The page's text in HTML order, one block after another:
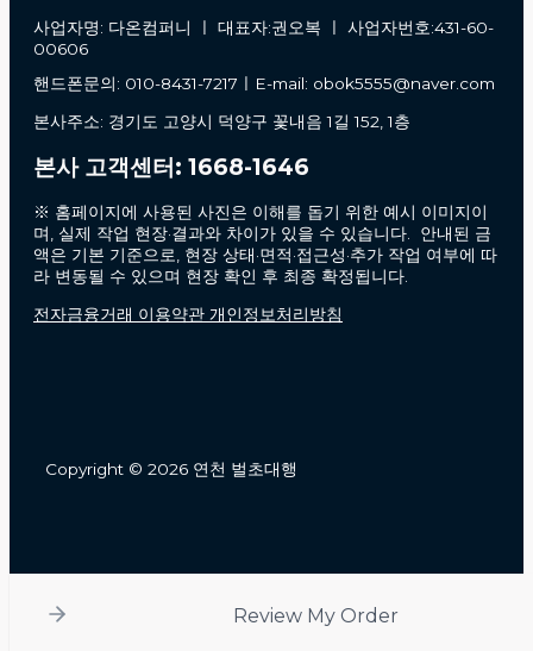
사업자명: 다온컴퍼니 ㅣ 대표자:권오복 ㅣ 사업자번호:431-60-
00606
핸드폰문의: 010-8431-7217ㅣE-mail: obok5555@naver.com
본사주소: 경기도 고양시 덕양구 꽃내음 1길 152, 1층
본사 고객센터: 1668-1646
※ 홈페이지에 사용된 사진은 이해를 돕기 위한 예시 이미지이
며, 실제 작업 현장·결과와 차이가 있을 수 있습니다. 안내된 금
액은 기본 기준으로, 현장 상태·면적·접근성·추가 작업 여부에 따
라 변동될 수 있으며 현장 확인 후 최종 확정됩니다.
전자금융거래 이용약관 개인정보처리방침
Copyright © 2026 연천 벌초대행
Review My Order